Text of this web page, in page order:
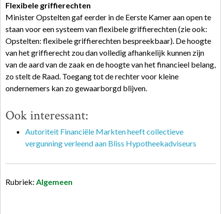
Flexibele griffierechten
Minister Opstelten gaf eerder in de Eerste Kamer aan open te
staan voor een systeem van flexibele griffierechten (zie ook:
Opstelten: flexibele griffierechten bespreekbaar). De hoogte
van het griffierecht zou dan volledig afhankelijk kunnen zijn
van de aard van de zaak en de hoogte van het financieel belang,
zo stelt de Raad. Toegang tot de rechter voor kleine
ondernemers kan zo gewaarborgd blijven.
Ook interessant:
Autoriteit Financiële Markten heeft collectieve
vergunning verleend aan Bliss Hypotheekadviseurs
Rubriek: Algemeen